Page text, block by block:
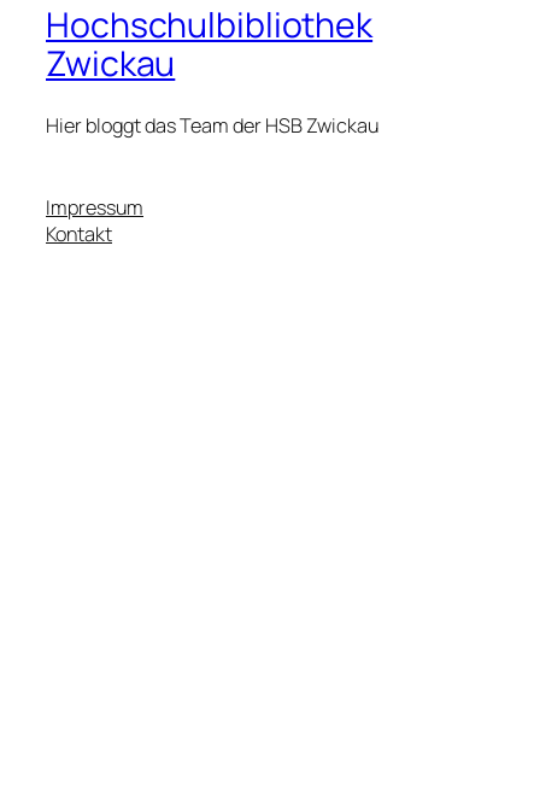
Hochschulbibliothek
Zwickau
Hier bloggt das Team der HSB Zwickau
Impressum
Kontakt